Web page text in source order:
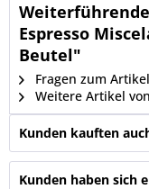
Weiterführende
Espresso
Beutel"
Fragen zum
Weitere Artikel
Kunden kauften
Kunden haben sich